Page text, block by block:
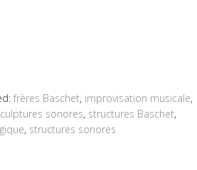
frères Baschet, improvisation musicale,
sonores, structures Baschet,
, structures sonores